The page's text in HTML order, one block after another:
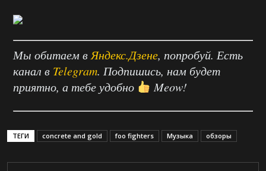
Мы обитаем в Яндекс.Дзене, попробуй. Есть
канал в Telegram. Подпишись, нам будет
приятно, а тебе удобно
Meow!
ТЕГИ concrete and gold foo fighters Музыка обзоры